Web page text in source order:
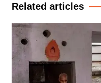
Related articles